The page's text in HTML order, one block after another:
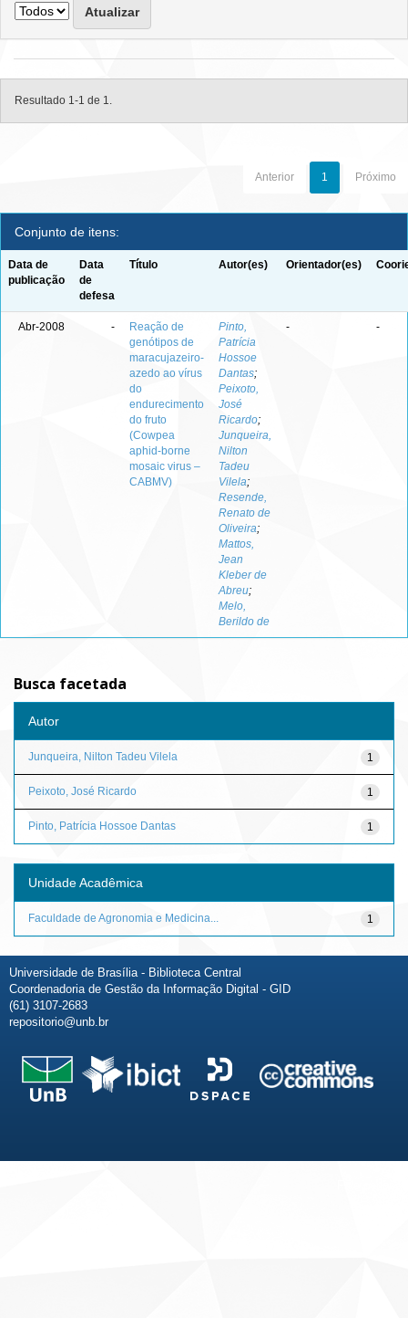
Resultado 1-1 de 1.
Anterior 1 Próximo
Conjunto de itens:
Data de
publicação
Data
de
defesa
Título Autor(es) Orientador(es)
Abr-2008 -
Reação de
genótipos de
maracujazeiro-
azedo ao vírus
do
endurecimento
do fruto
(Cowpea
aphid-borne
mosaic virus –
CABMV)
Pinto,
Patrícia
Hossoe
Dantas;
Peixoto,
José
Ricardo;
Junqueira,
Nilton
Tadeu
Vilela;
Resende,
Renato de
Oliveira;
Mattos,
Jean
Kleber de
Abreu;
Melo,
Berildo de
- -
Busca facetada
Autor
1
Junqueira, Nilton Tadeu Vilela
1
Peixoto, José Ricardo
1
Pinto, Patrícia Hossoe Dantas
Unidade Acadêmica
1
Faculdade de Agronomia e Medicina...
Universidade de Brasília - Biblioteca Central
Coordenadoria de Gestão da Informação Digital - GID
(61) 3107-2683
repositorio@unb.br